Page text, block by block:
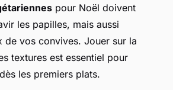
pour Noël doivent
les papilles, mais aussi
de vos convives. Jouer sur la
textures est essentiel pour
les premiers plats.